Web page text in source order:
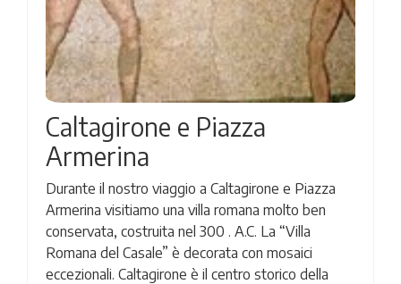
Caltagirone e Piazza
Armerina
Durante il nostro viaggio a Caltagirone e Piazza
Armerina visitiamo una villa romana molto ben
conservata, costruita nel 300 . A.C. La “Villa
Romana del Casale” è decorata con mosaici
eccezionali. Caltagirone è il centro storico della